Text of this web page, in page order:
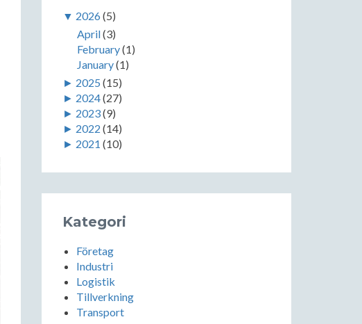
▼ 2026(5)
April(3)
February(1)
January(1)
► 2025 (15)
► 2024(27)
► 2023(9)
► 2022 (14)
► 2021 (10)
Kategori
Företag
Industri
Logistik
Tillverkning
Transport